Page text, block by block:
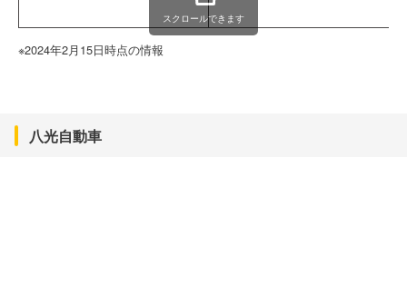
スクロールできます
※2024年2月15日時点の情報
八光自動車